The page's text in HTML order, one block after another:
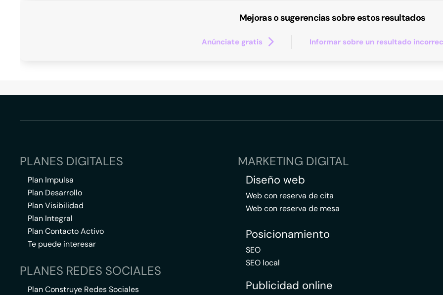
Mejoras o sugerencias sobre estos resultados
Anúnciate gratis Informar sobre un resultado
PLANES DIGITALES
Plan Impulsa
Plan Desarrollo
Plan Visibilidad
Plan Integral
Plan Contacto Activo
Te puede interesar
PLANES REDES SOCIALES
Plan Construye Redes Sociales
MARKETING DIGITAL
Diseño web
Web con reserva de cita
Web con reserva de mesa
Posicionamiento
SEO
SEO local
Publicidad online